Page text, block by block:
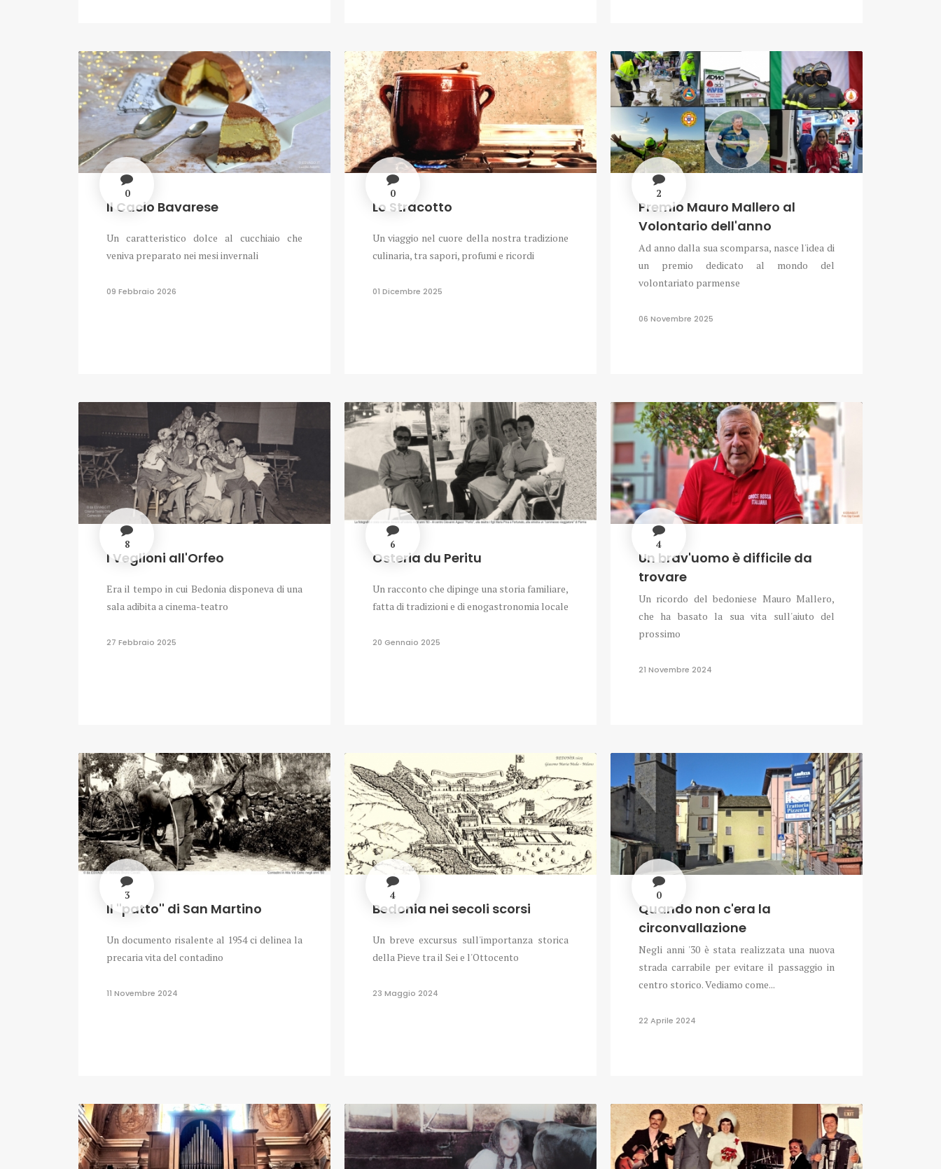
0
Il Cacio Bavarese
Un caratteristico dolce al cucchiaio che
veniva preparato nei mesi invernali
09 Febbraio 2026
0
Lo Stracotto
Un viaggio nel cuore della nostra tradizione
culinaria, tra sapori, profumi e ricordi
01 Dicembre 2025
2
Premio Mauro Mallero al
Volontario dell'anno
Ad anno dalla sua scomparsa, nasce l'idea di
un premio dedicato al mondo del
volontariato parmense
06 Novembre 2025
8
I Veglioni all'Orfeo
Era il tempo in cui Bedonia disponeva di una
sala adibita a cinema-teatro
27 Febbraio 2025
6
Osteria du Peritu
Un racconto che dipinge una storia familiare,
fatta di tradizioni e di enogastronomia locale
20 Gennaio 2025
4
Un brav'uomo è difficile da
trovare
Un ricordo del bedoniese Mauro Mallero,
che ha basato la sua vita sull'aiuto del
prossimo
21 Novembre 2024
3
Il ''patto'' di San Martino
Un documento risalente al 1954 ci delinea la
precaria vita del contadino
11 Novembre 2024
4
Bedonia nei secoli scorsi
Un breve excursus sull'importanza storica
della Pieve tra il Sei e l'Ottocento
23 Maggio 2024
0
Quando non c'era la
circonvallazione
Negli anni '30 è stata realizzata una nuova
strada carrabile per evitare il passaggio in
centro storico. Vediamo come...
22 Aprile 2024